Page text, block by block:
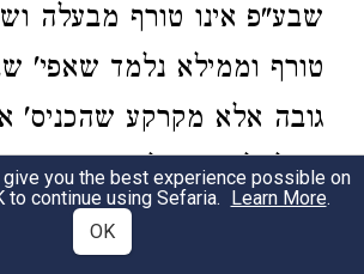
שבע"פ אינו טורף מבעלה
טורף וממילא נלמד שאפי'
גובה אלא מקרקע שהכניס'
מטלטלי אג"ק לדינא דש"ס
מיהו נראה דגם
you the best experience possible on
to continue using Sefaria. Learn More.
OK